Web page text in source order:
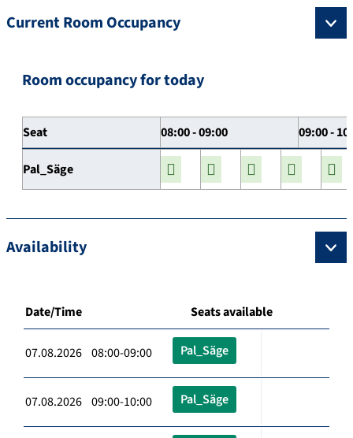
Current Room Occupancy
Room occupancy for today
Seat 08:00 - 09:00 09:00 -
Pal_Säge
Availability
Date/Time Seats available
07.08.2026 08:00-09:00 Pal_Säge
07.08.2026 09:00-10:00 Pal_Säge